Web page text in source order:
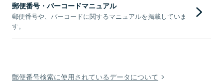
郵便番号・バーコードマニュアル
郵便番号や、バーコードに関するマニュアルを掲載していま
す。
郵便番号検索に使用されているデータについて